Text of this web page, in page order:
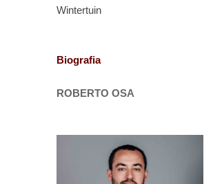
Wintertuin
Biografia
ROBERTO OSA